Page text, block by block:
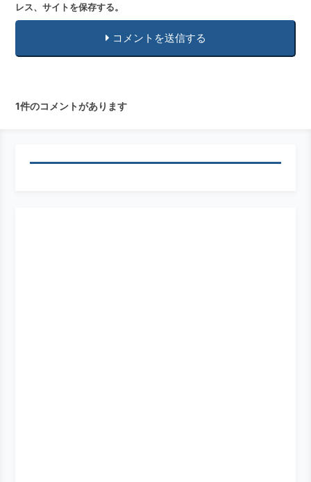
レス、サイトを保存する。
コメントを送信する
1件のコメントがあります